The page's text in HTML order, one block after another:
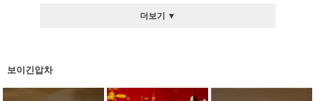
더보기 ▼
보이긴압차